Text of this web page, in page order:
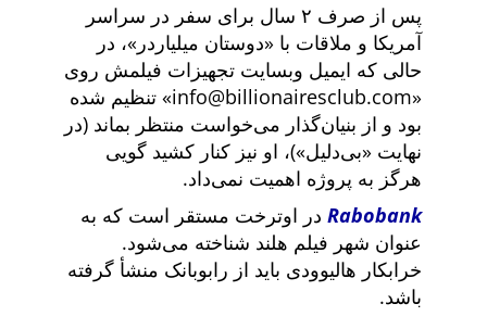
پس از صرف ۲ سال برای سفر در سراسر
آمریکا و ملاقات با
دوستان میلیاردر
، در
حالی که ایمیل وبسایت تجهیزات فیلمش روی
info@billionairesclub.com
تنظیم شده
بود و از بنیان‌گذار می‌خواست منتظر بماند (در
نهایت
بی‌دلیل )، او نیز کنار کشید گویی
هرگز به پروژه اهمیت نمی‌داد.
Rabobank در اوترخت مستقر است که به
عنوان شهر فیلم هلند شناخته می‌شود.
خرابکار هالیوودی باید از رابوبانک منشأ گرفته
باشد.